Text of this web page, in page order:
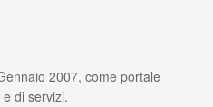
2007, come portale
di servizi.